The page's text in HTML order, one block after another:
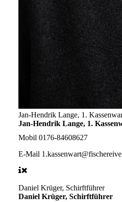
Jan-Hendrik Lange, 1.
Jan-Hendrik Lange, 1.
Mobil 0176-84608627
E-Mail
Daniel Krüger, Schirftführer
Daniel Krüger, Schirftführer